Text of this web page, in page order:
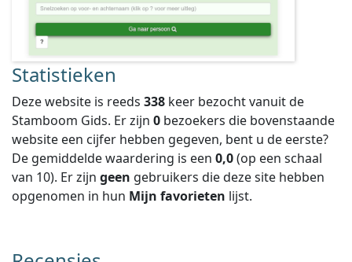
Statistieken
Deze website is reeds 338 keer bezocht vanuit de
Stamboom Gids. Er zijn 0 bezoekers die bovenstaande
website een cijfer hebben gegeven, bent u de eerste?
De gemiddelde waardering is een 0,0(op een schaal
van 10). Er zijn geen gebruikers die deze site hebben
opgenomen in hun Mijn favorieten lijst.